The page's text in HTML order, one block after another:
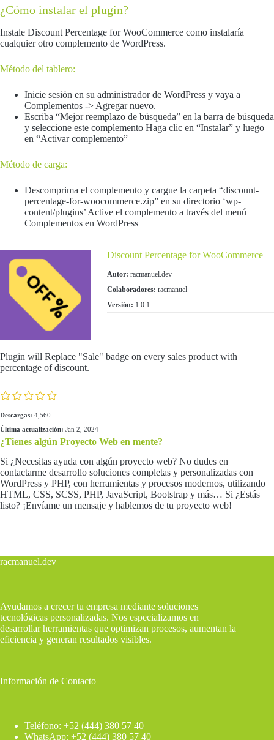
¿Cómo instalar el plugin?
Instale Discount Percentage for WooCommerce como instalaría
cualquier otro complemento de WordPress.
Método del tablero:
Inicie sesión en su administrador de WordPress y vaya a
Complementos -> Agregar nuevo.
Escriba “Mejor reemplazo de búsqueda” en la barra de búsqueda
y seleccione este complemento Haga clic en “Instalar” y luego
en “Activar complemento”
Método de carga:
Descomprima el complemento y cargue la carpeta “discount-
percentage-for-woocommerce.zip” en su directorio ‘wp-
content/plugins’ Active el complemento a través del menú
Complementos en WordPress
Discount Percentage for WooCommerce
Autor: racmanuel.dev
Colaboradores: racmanuel
Versión: 1.0.1
Plugin will Replace "Sale" badge on every sales product with
percentage of discount.
valoración
0.0
Descargas: 4,560
Última actualización: Jan 2, 2024
¿Tienes algún Proyecto Web en mente?
Si ¿Necesitas ayuda con algún proyecto web? No dudes en
contactarme desarrollo soluciones completas y personalizadas con
WordPress y PHP, con herramientas y procesos modernos, utilizando
HTML, CSS, SCSS, PHP, JavaScript, Bootstrap y más… Si ¿Estás
listo? ¡Envíame un mensaje y hablemos de tu proyecto web!
racmanuel.dev
Ayudamos a crecer tu empresa mediante soluciones
tecnológicas personalizadas. Nos especializamos en
desarrollar herramientas que optimizan procesos, aumentan la
eficiencia y generan resultados visibles.
Información de Contacto
Teléfono: +52 (444) 380 57 40
WhatsApp: +52 (444) 380 57 40